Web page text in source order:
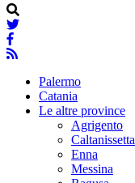
Palermo
Catania
Le altre province
Agrigento
Caltanissetta
Enna
Messina